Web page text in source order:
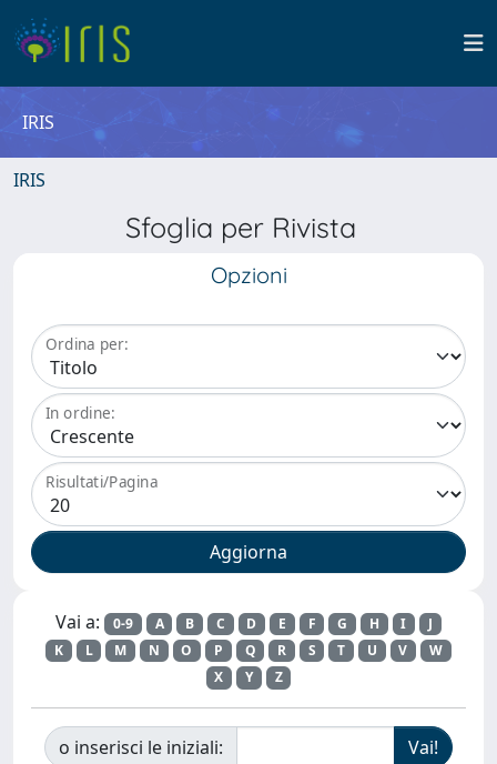
IRIS
IRIS
Sfoglia per Rivista
Opzioni
Ordina per:
In ordine:
Risultati/Pagina
Vai a: 0-9 A B C D E F G H I
J
K
L M N O P Q R S T U V
W
X
Y Z
o inserisci le iniziali: